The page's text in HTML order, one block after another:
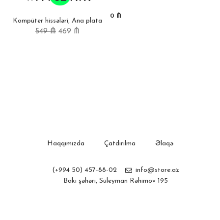
0 ₼
Kompüter hissələri, Ana plata
549₼ 469 ₼
Haqqımızda Çatdırılma Əlaqə
(+994 50) 457-88-02
info@store.az
Bakı şəhəri, Süleyman Rəhimov 195